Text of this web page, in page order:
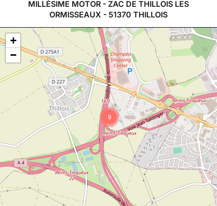
MILLÉSIME MOTOR - ZAC DE THILLOIS LES
ORMISSEAUX - 51370 THILLOIS
9
+
−